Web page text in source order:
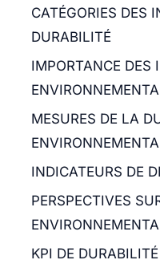
CATÉGORIES DES
DURABILITÉ
IMPORTANCE DES
MESURES DE LA
INDICATEURS DE
PERSPECTIVES
KPI DE DURABILITÉ